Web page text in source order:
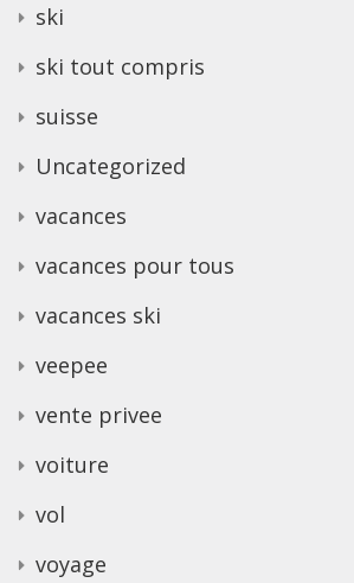
ski
ski tout compris
suisse
Uncategorized
vacances
vacances pour tous
vacances ski
veepee
vente privee
voiture
vol
voyage